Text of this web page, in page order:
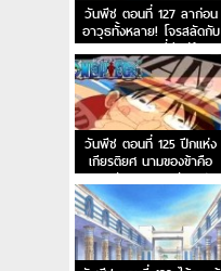
วันพีช ตอนที่ 127 ลาก่อน
อาวุธทั้งหลาย! โจรสลัดกับ
ความยุติธรรมที่มีอยู่น้อย
นิด!
วันพีช ตอนที่ 125 ปีกแห่ง
เกียรติยศ นามของข้าคือ
ทหารรักษาอาณาจักรเปรู